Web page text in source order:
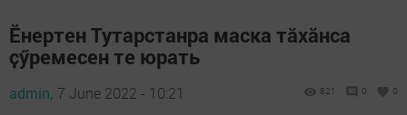
Ӗнертен Тутарстанра маска тӑхӑнса
ҫӳремесен те юрать
admin, 7 June 2022 - 10:21 821 0 0